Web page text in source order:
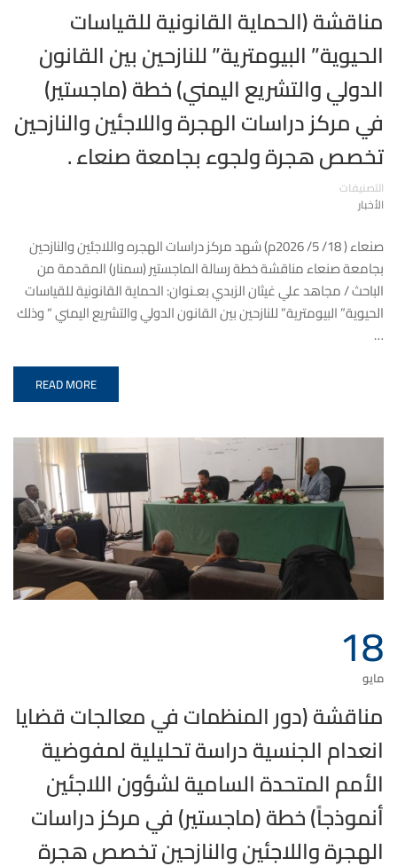
مناقشة (الحماية القانونية للقياسات
الحيوية” البيومترية” للنازحين بين القانون
الدولي والتشريع اليمني) خطة (ماجستير)
في مركز دراسات الهجرة واللاجئين والنازحين
تخصص هجرة ولجوء بجامعة صنعاء .
التصنيفات
الأخبار
صنعاء ( 18/ 5/ 2026م) شهد مركز دراسات الهجره واللاجئين والنازحين
بجامعة صنعاء مناقشة خطة رسالة الماجستير (سمنار) المقدمة من
الباحث / مجاهد علي غيثان الزبدي بعـنوان: الحماية القانونية للقياسات
الحيوية” البيومترية” للنازحين بين القانون الدولي والتشريع اليمني “ وذلك
…
READ MORE
18
مايو
مناقشة (دور المنظمات في معالجات قضايا
انعدام الجنسية دراسة تحليلية لمفوضية
الأمم المتحدة السامية لشؤون اللاجئين
أنموذجاً) خطة (ماجستير) في مركز دراسات
الهجرة واللاجئين والنازحين تخصص هجرة